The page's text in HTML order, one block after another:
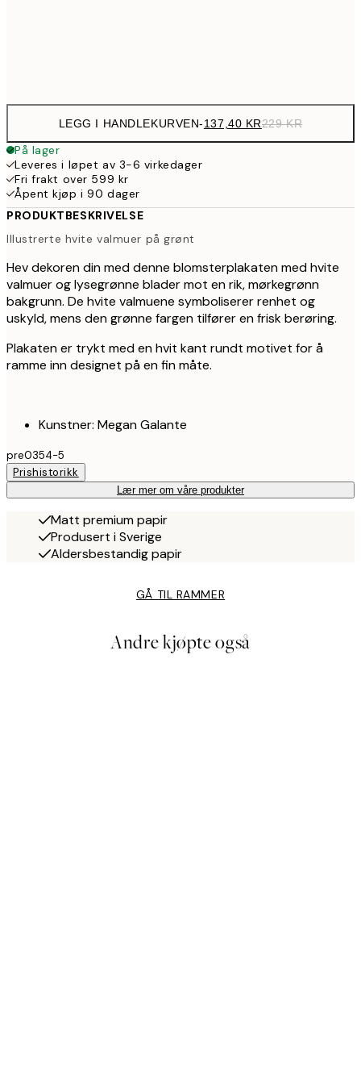
LEGG I HANDLEKURVEN-137,40 KR229 KR
På lager
Leveres i løpet av 3-6 virkedager
Fri frakt over 599 kr
Åpent kjøp i 90 dager
PRODUKTBESKRIVELSE
Illustrerte hvite valmuer på grønt
Hev dekoren din med denne blomsterplakaten med hvite
valmuer og lysegrønne blader mot en rik, mørkegrønn
bakgrunn. De hvite valmuene symboliserer renhet og
uskyld, mens den grønne fargen tilfører en frisk berøring.
Plakaten er trykt med en hvit kant rundt motivet for å
ramme inn designet på en fin måte.
Kunstner: Megan Galante
pre0354-5
Prishistorikk
Lær mer om våre produkter
Matt premium papir
Produsert i Sverige
Aldersbestandig papir
GÅ TIL RAMMER
Andre kjøpte også